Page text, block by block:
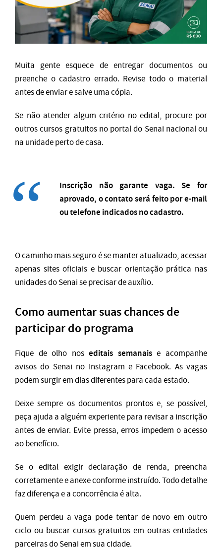
Muita gente esquece de entregar documentos ou
preenche o cadastro errado. Revise todo o material
antes de enviar e salve uma cópia.
Se não atender algum critério no edital, procure por
outros cursos gratuitos no portal do Senai nacional ou
na unidade perto de casa.
Inscrição não garante vaga. Se for
aprovado, o contato será feito por e-mail
ou telefone indicados no cadastro.
O caminho mais seguro é se manter atualizado, acessar
apenas sites oficiais e buscar orientação prática nas
unidades do Senai se precisar de auxílio.
Como aumentar suas chances de
participar do programa
Fique de olho noseditais semanaise acompanhe
avisos do Senai no Instagram e Facebook. As vagas
podem surgir em dias diferentes para cada estado.
Deixe sempre os documentos prontos e, se possível,
peça ajuda a alguém experiente para revisar a inscrição
antes de enviar. Evite pressa, erros impedem o acesso
ao benefício.
Se o edital exigir declaração de renda, preencha
corretamente e anexe conforme instruído. Todo detalhe
faz diferença e a concorrência é alta.
Quem perdeu a vaga pode tentar de novo em outro
ciclo ou buscar cursos gratuitos em outras entidades
parceiras do Senai em sua cidade.